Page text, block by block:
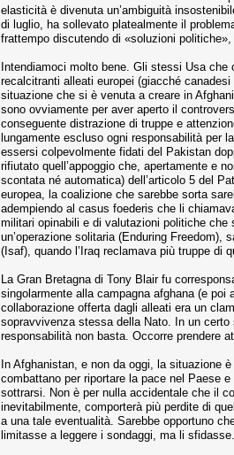
elasticità è divenuta un’ambiguità
di luglio, ha sollevato platealmente il
frattempo discutendo di «soluzioni
Intendiamoci molto bene. Gli stessi Usa
recalcitranti alleati europei (giacché
situazione che si è venuta a creare in
sono ovviamente per aver aperto il
conseguente distrazione di truppe e
lungamente escluso ogni responsabilità per
essersi colpevolmente fidati del Pakistan
rifiutato quell’appoggio che, apertamente e
scontata né automatica) dell’articolo 5 del
europea, la coalizione che sarebbe sorta
adempiendo al casus foederis che li
militari opinabili e di valutazioni politiche
un’operazione solitaria (Enduring
(Isaf), quando l’Iraq reclamava più truppe di
La Gran Bretagna di Tony Blair fu
singolarmente alla campagna afghana (e
collaborazione offerta dagli alleati era un
sopravvivenza stessa della Nato. In un certo
responsabilità non basta. Occorre prendere
In Afghanistan, e non da oggi, la situazione
combattano per riportare la pace nel Paese
sottrarsi. Non è per nulla accidentale che il
inevitabilmente, comporterà più perdite di
a una tale eventualità. Sarebbe opportuno
limitasse a leggere i sondaggi, ma li sfidasse.